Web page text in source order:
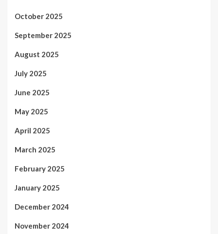
October 2025
September 2025
August 2025
July 2025
June 2025
May 2025
April 2025
March 2025
February 2025
January 2025
December 2024
November 2024